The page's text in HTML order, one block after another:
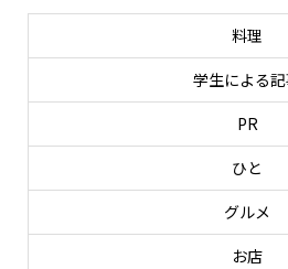
料理
学生による
PR
ひと
グルメ
お店